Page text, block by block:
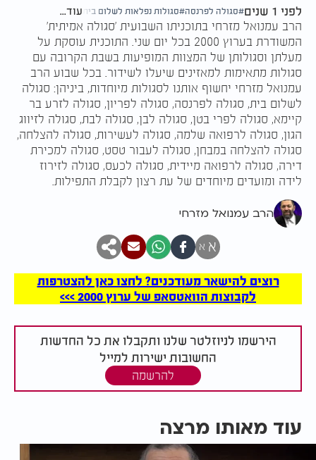
לפני 1 שנים סגולה לפרנסה סגולות נפלאות לשלום בית עוד...
הרב עמנואל מזרחי בתוכניתו השבועית 'סגולה אמיתית'
המשודרת בערוץ 2000 בכל יום שני. התוכנית עוסקת על
מעלתן וסגולותן של המצוות המופיעות בשבת הקרובה עם
סגולות מתאימות למאזינים שיעלו לשידור. בכל שבוע הרב
עמנואל מזרחי יחשוף אותנו לסגולות מיוחדות, ביניהן: סגולה
לשלום בית, סגולה לפרנסה, סגולה לפריון, סגולה לזרע בר
קיימא, סגולה לפרי בטן, סגולה לבן, סגולה לבת, סגולה לזיווג
הגון, סגולה לרפואה שלמה, סגולה לעשירות, סגולה להצלחה,
סגולה להצלחה במבחן, סגולה לעבור טסט, סגולה למכירת
דירה, סגולה לרפואה מיידית, סגולה לכעס, סגולה לזירוז
לידה ומועדים מיוחדים של עת רצון לקבלת התפילות.
הרב עמנואל מזרחי
א א
רוצים להישאר מעודכנים? לחצו כאן להצטרפות
לקבוצות הוואטסאפ של ערוץ 2000 >>>
הירשמו לניוזלטר שלנו ותקבלו את כל החדשות
החשובות ישירות למייל
להרשמה
עוד מאותו מרצה